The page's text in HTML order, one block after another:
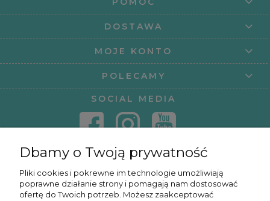
DOSTAWA
MOJE KONTO
POLECAMY
SOCIAL MEDIA
KURSY ONLINE
Dbamy o Twoją prywatność
Pliki cookies i pokrewne im technologie umożliwiają
poprawne działanie strony i pomagają nam dostosować
ofertę do Twoich potrzeb. Możesz zaakceptować